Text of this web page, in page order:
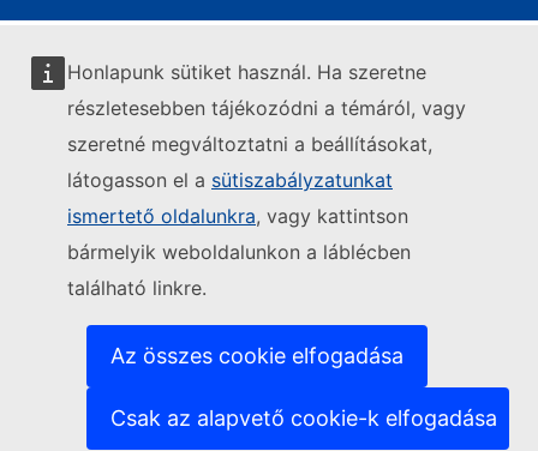
Honlapunk sütiket használ. Ha szeretne
részletesebben tájékozódni a témáról, vagy
szeretné megváltoztatni a beállításokat,
látogasson el a sütiszabályzatunkat
ismertető oldalunkra, vagy kattintson
bármelyik weboldalunkon a láblécben
található linkre.
Az összes cookie elfogadása
Csak az alapvető cookie-k elfogadása